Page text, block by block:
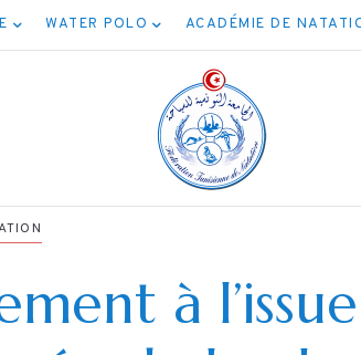
WATER POLO ACADÉMIE DE
à
NATATION